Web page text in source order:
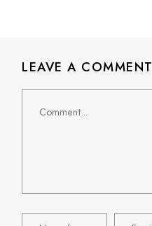
LEAVE A COMMENT